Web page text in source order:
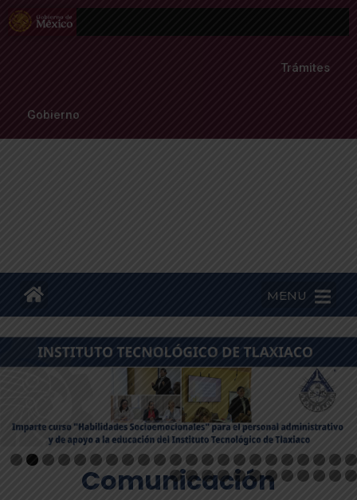
Trámites
Gobierno
MENU
Comunicación